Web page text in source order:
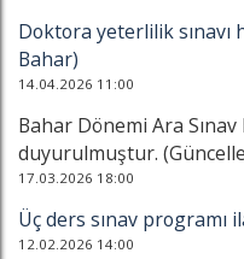
Doktora yeterlilik sınavı
Bahar)
14.04.2026 11:00
Bahar Dönemi Ara
duyurulmuştur.
17.03.2026 18:00
Üç ders sınav programı
12.02.2026 14:00